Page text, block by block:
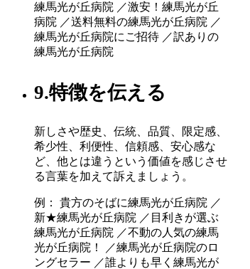
練馬光が丘病院 ／激安！練馬光が丘
病院 ／送料無料の練馬光が丘病院 ／
練馬光が丘病院にご招待 ／訳ありの
練馬光が丘病院
9.特徴を伝える
新しさや歴史、伝統、品質、限定感、
希少性、利便性、信頼感、安心感な
ど、他とは違うという価値を感じさせ
る言葉を加えて訴えましょう。
例： 貴方のそばに練馬光が丘病院 ／
新★練馬光が丘病院 ／目利きが選ぶ
練馬光が丘病院 ／不動の人気の練馬
光が丘病院！ ／練馬光が丘病院のロ
ングセラー ／誰よりも早く練馬光が